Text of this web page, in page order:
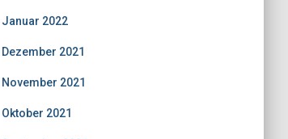
Januar 2022
Dezember 2021
November 2021
Oktober 2021